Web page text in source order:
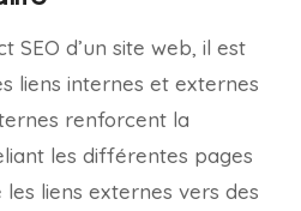
SEO d’un site web, il est
liens internes et externes
renforcent la
les différentes pages
liens externes vers des